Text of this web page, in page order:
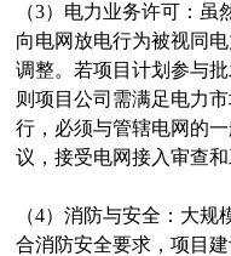
（3）电力业务许可：
向电网放电行为被视同
调整。若项目计划参与
则项目公司需满足电力
行，必须与管辖电网的
议，接受电网接入审查和
（4）消防与安全：大
合消防安全要求，项目